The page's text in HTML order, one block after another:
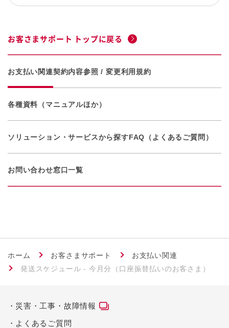
お客さまサポート トップに戻る
お支払い関連契約内容参照 / 変更利用規約
各種資料（マニュアルほか）
ソリューション・サービスから探すFAQ（よくあるご質問）
お問い合わせ窓口一覧
ホーム お客さまサポート
お支払い関連
発送スケジュール - 今月分（口座振替払いのお客さま）
災害・工事・故障情報
よくあるご質問